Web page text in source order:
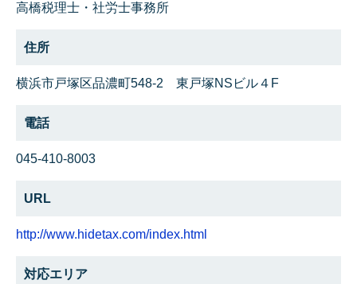
高橋税理士・社労士事務所
住所
横浜市戸塚区品濃町548-2 東戸塚NSビル４F
電話
045-410-8003
URL
http://www.hidetax.com/index.html
対応エリア